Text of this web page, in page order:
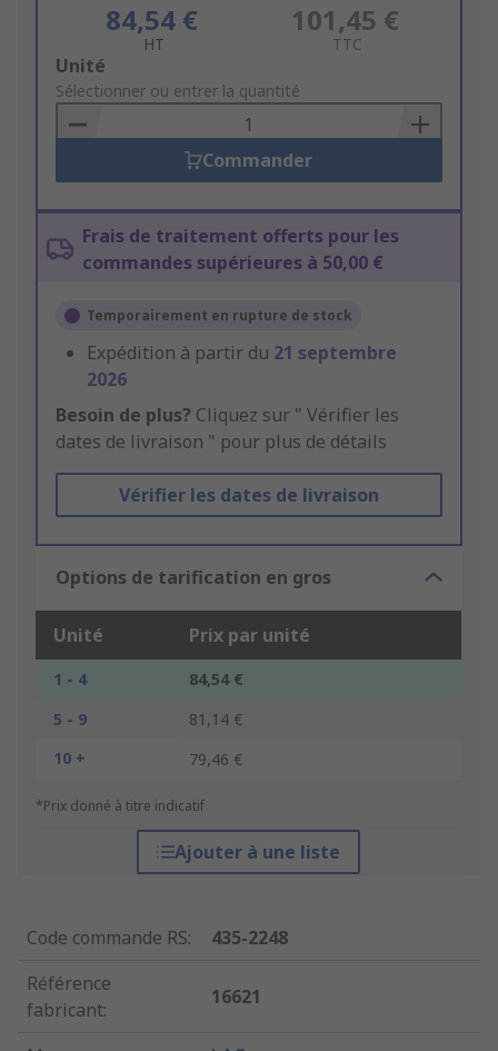
84,54 €
HT
101,45 €
TTC
Add
to
Basket
Unité
Sélectionner ou entrer la quantité
Commander
Frais de traitement offerts pour les
commandes supérieures à 50,00 €
Temporairement en rupture de stock
Expédition à partir du 21 septembre
2026
Besoin de plus? Cliquez sur " Vérifier les
dates de livraison " pour plus de détails
Vérifier les dates de livraison
Options de tarification en gros
Unité Prix par unité
1 - 4
84,54 €
5 - 9
81,14 €
10 +
79,46 €
*Prix donné à titre indicatif
Ajouter à une liste
Code commande RS:
435-2248
Référence
fabricant:
16621